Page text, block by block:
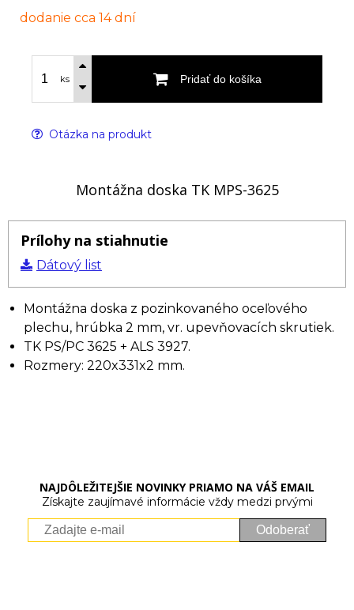
dodanie cca 14 dní
ks Pridať do košíka
Otázka na produkt
Montážna doska TK MPS-3625
Prílohy na stiahnutie
Dátový list
Montážna doska z pozinkovaného oceľového
plechu, hrúbka 2 mm, vr. upevňovacích skrutiek.
TK PS/PC 3625 + ALS 3927.
Rozmery: 220x331x2 mm.
NAJDÔLEŽITEJŠIE NOVINKY PRIAMO NA VÁŠ EMAIL
Získajte zaujímavé informácie vždy medzi prvými
Odoberať